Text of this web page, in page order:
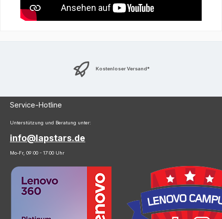
Kostenloser Versand*
Service-Hotline
Unterstützung und Beratung unter:
info@lapstars.de
Mo-Fr, 09:00 - 17:00 Uhr